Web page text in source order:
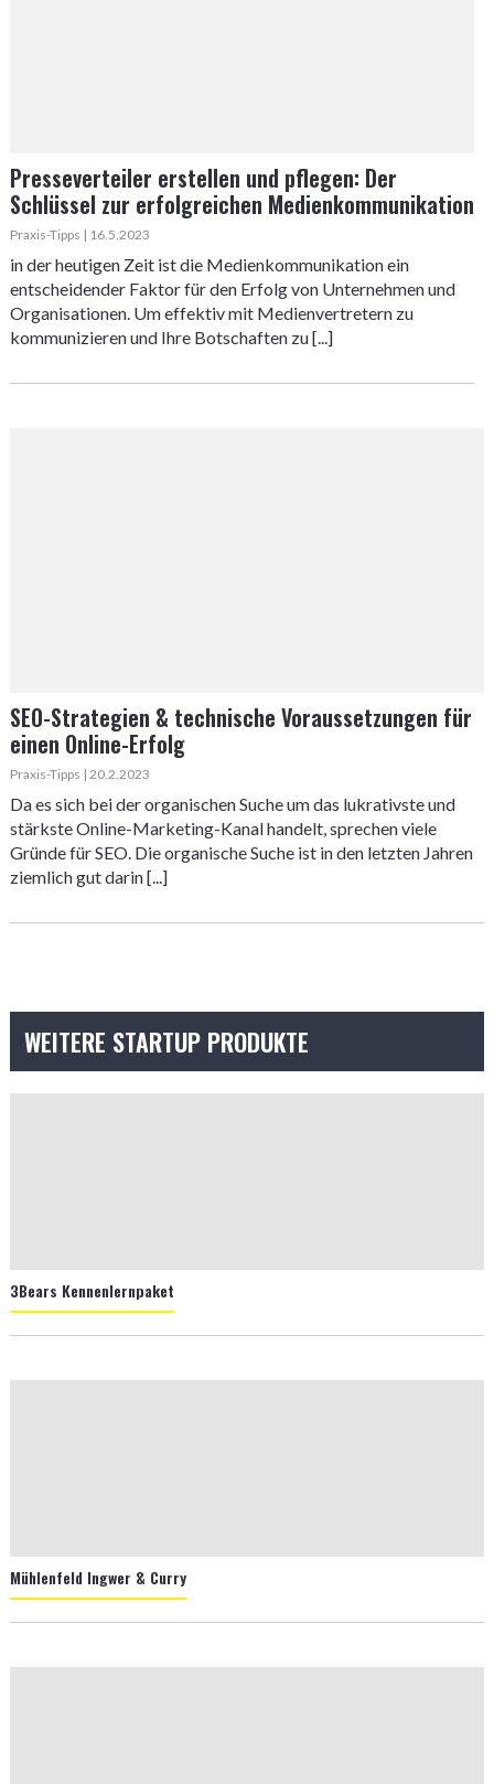
Presseverteiler erstellen und pflegen: Der
Schlüssel zur erfolgreichen Medienkommunikation
Praxis-Tipps | 16.5.2023
in der heutigen Zeit ist die Medienkommunikation ein
entscheidender Faktor für den Erfolg von Unternehmen und
Organisationen. Um effektiv mit Medienvertretern zu
kommunizieren und Ihre Botschaften zu [...]
SEO-Strategien & technische Voraussetzungen für
einen Online-Erfolg
Praxis-Tipps | 20.2.2023
Da es sich bei der organischen Suche um das lukrativste und
stärkste Online-Marketing-Kanal handelt, sprechen viele
Gründe für SEO. Die organische Suche ist in den letzten Jahren
ziemlich gut darin [...]
WEITERE STARTUP PRODUKTE
3Bears Kennenlernpaket
Mühlenfeld Ingwer & Curry